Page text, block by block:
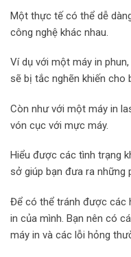
Một thực tế có thể dễ
công nghệ khác nhau.
Ví dụ với một máy in
sẽ bị tắc nghẽn khiến cho
Còn như với một máy in
vón cục với mực máy.
Hiểu được các tình trạng
sở giúp bạn đưa ra những
Để có thể tránh được các
in của mình. Bạn nên có
máy in và các lỗi hỏng